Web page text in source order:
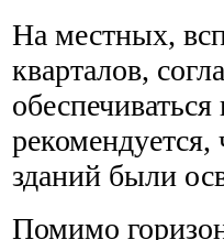
На местных,
кварталов,
зданий были
Помимо